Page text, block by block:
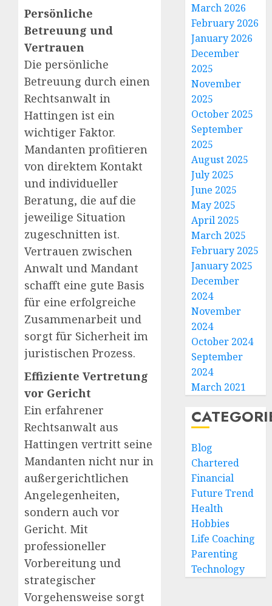
Persönliche
Betreuung und
Vertrauen
Die persönliche
Betreuung durch einen
Rechtsanwalt in
Hattingen ist ein
wichtiger Faktor.
Mandanten profitieren
von direktem Kontakt
und individueller
Beratung, die auf die
jeweilige Situation
zugeschnitten ist.
Vertrauen zwischen
Anwalt und Mandant
schafft eine gute Basis
für eine erfolgreiche
Zusammenarbeit und
sorgt für Sicherheit im
juristischen Prozess.
Effiziente Vertretung
vor Gericht
Ein erfahrener
Rechtsanwalt aus
Hattingen vertritt seine
Mandanten nicht nur in
außergerichtlichen
Angelegenheiten,
sondern auch vor
Gericht. Mit
professioneller
Vorbereitung und
strategischer
Vorgehensweise sorgt
March 2026
February 2026
January 2026
December
2025
November
2025
October 2025
September
2025
August 2025
July 2025
June 2025
May 2025
April 2025
March 2025
February 2025
January 2025
December
2024
November
2024
October 2024
September
2024
March 2021
Blog
Chartered
Financial
Future Trend
Health
Hobbies
Life Coaching
Parenting
Technology